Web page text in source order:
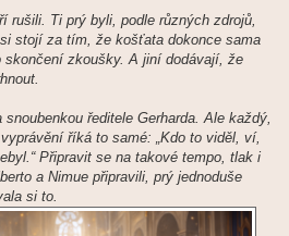
rušili. Ti prý byli, podle různých zdrojů,
stojí za tím, že košťata dokonce sama
skončení zkoušky. A jiní dodávají, že
ředitele Gerharda. Ale každý,
říká to samé: „Kdo to viděl, ví,
Připravit se na takové tempo, tlak i
a Nimue připravili, prý jednoduše
si to.